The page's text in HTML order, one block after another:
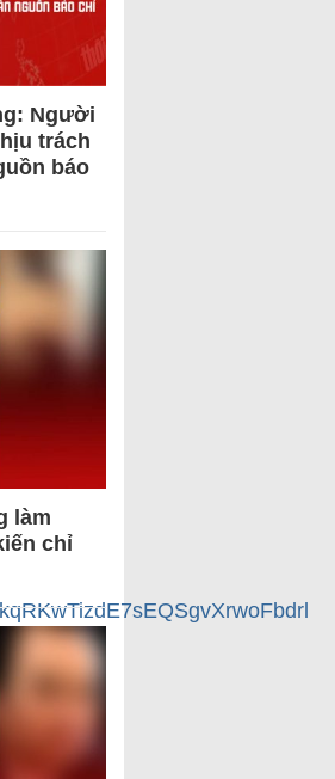
Người
trách
báo
làm
chỉ